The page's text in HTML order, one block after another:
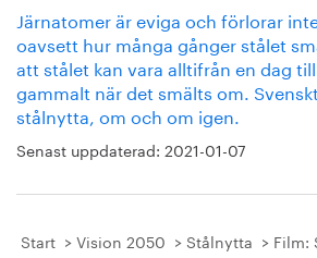
Järnatomer är eviga och förlorar
oavsett hur många gånger stålet
att stålet kan vara alltifrån en dag
gammalt när det smälts om.
stålnytta, om och om igen.
Senast uppdaterad: 2021-01-07
Start Vision 2050 Stålnytta
Film: